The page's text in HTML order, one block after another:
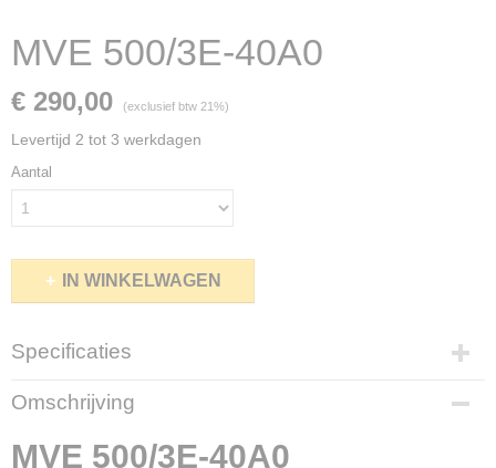
MVE 500/3E-40A0
€ 290,00 (exclusief btw 21%)
Levertijd 2 tot 3 werkdagen
Aantal
IN WINKELWAGEN
Specificaties
Productcode
MVE500-3
Netto gewicht
16,00 Kg
Omschrijving
MVE 500/3E-40A0